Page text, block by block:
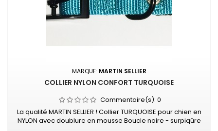
MARQUE: MARTIN SELLIER
COLLIER NYLON CONFORT TURQUOISE
Commentaire(s): 0
La qualité MARTIN SELLIER ! Collier TURQUOISE pour chien en
NYLON avec doublure en mousse Boucle noire - surpiqûre